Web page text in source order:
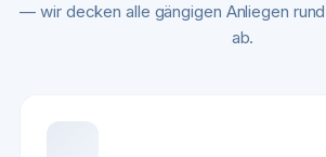
— wir decken alle gängigen Anliegen rund
ab.